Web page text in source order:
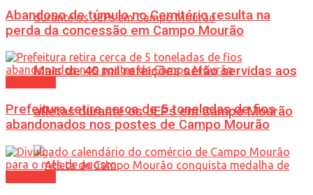
Mais de 40 mil refeições serão servidas aos
atletas durante os JEPs em Campo Mourão
Abandono de túmulo no Cemitério resulta na
perda da concessão em Campo Mourão
Prefeitura retira cerca de 5 toneladas de fios
abandonados nos postes de Campo Mourão